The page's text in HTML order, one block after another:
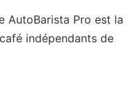
AutoBarista Pro est la
indépendants de